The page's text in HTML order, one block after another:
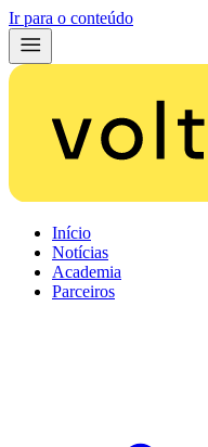
Ir para o conteúdo
Início
Notícias
Academia
Parceiros